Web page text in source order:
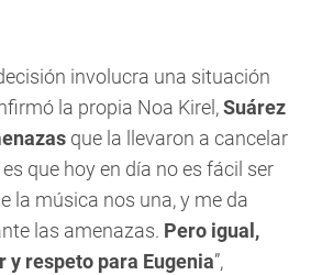
involucra una situación
la propia Noa Kirel,Suárez
que la llevaron a cancelar
que hoy en día no es fácil ser
la música nos una, y me da
las amenazas. Pero igual,
y respeto para Eugenia”,